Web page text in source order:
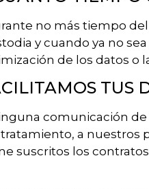
no más tiempo
y cuando ya no
de los datos o
TUS
comunicación
a nuestros
suscritos los